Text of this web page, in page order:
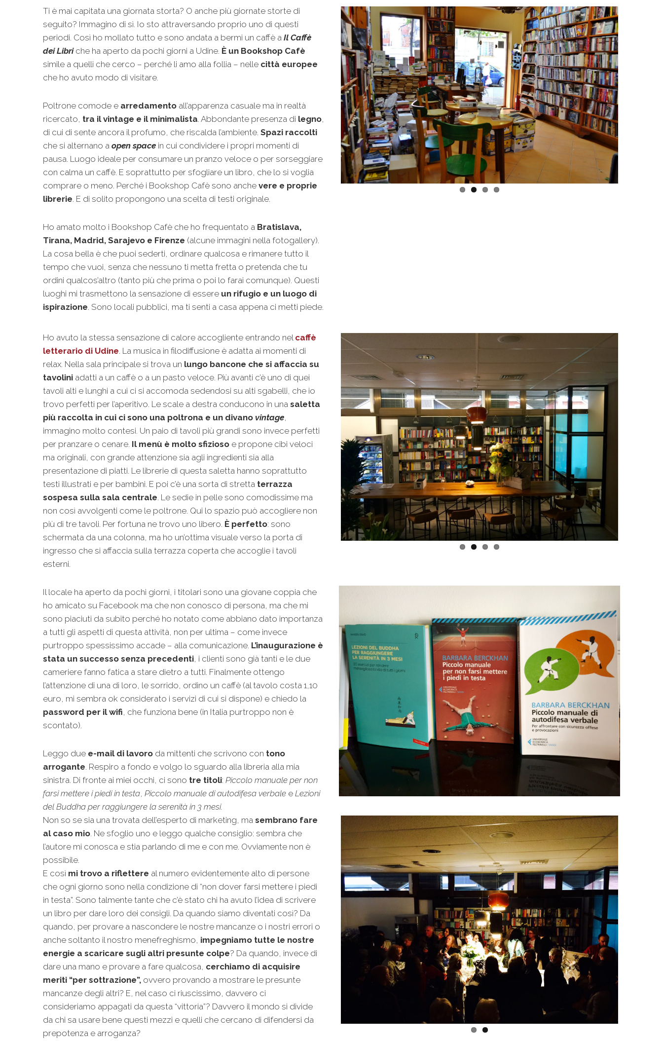
Ti è mai capitata una giornata storta? O anche più giornate storte di
seguito? Immagino di sì. Io sto attraversando proprio uno di questi
periodi. Così ho mollato tutto e sono andata a bermi un caffè a Il Caffè
dei Libri che ha aperto da pochi giorni a Udine. È un Bookshop Cafè
simile a quelli che cerco – perché li amo alla follia – nelle città europee
che ho avuto modo di visitare.
Poltrone comode e arredamento all’apparenza casuale ma in realtà
ricercato, tra il vintage e il minimalista. Abbondante presenza di legno,
di cui di sente ancora il profumo, che riscalda l’ambiente. Spazi raccolti
che si alternano a open space in cui condividere i propri momenti di
pausa. Luogo ideale per consumare un pranzo veloce o per sorseggiare
con calma un caffè. E soprattutto per sfogliare un libro, che lo si voglia
comprare o meno. Perché i Bookshop Cafè sono anche vere e proprie
librerie. E di solito propongono una scelta di testi originale.
Ho amato molto i Bookshop Cafè che ho frequentato a Bratislava,
Tirana, Madrid, Sarajevo e Firenze (alcune immagini nella fotogallery).
La cosa bella è che puoi sederti, ordinare qualcosa e rimanere tutto il
tempo che vuoi, senza che nessuno ti metta fretta o pretenda che tu
ordini qualcos’altro (tanto più che prima o poi lo farai comunque). Questi
luoghi mi trasmettono la sensazione di essere un rifugio e un luogo di
ispirazione. Sono locali pubblici, ma ti senti a casa appena ci metti piede.
Ho avuto la stessa sensazione di calore accogliente entrando nel caffè
letterario di Udine. La musica in filodiffusione è adatta ai momenti di
relax. Nella sala principale si trova un lungo bancone che si affaccia su
tavolini adatti a un caffè o a un pasto veloce. Più avanti c’è uno di quei
tavoli alti e lunghi a cui ci si accomoda sedendosi su alti sgabelli, che io
trovo perfetti per l’aperitivo. Le scale a destra conducono in una saletta
più raccolta in cui ci sono una poltrona e un divano vintage,
immagino molto contesi. Un paio di tavoli più grandi sono invece perfetti
per pranzare o cenare. Il menù è molto sfizioso e propone cibi veloci
ma originali, con grande attenzione sia agli ingredienti sia alla
presentazione di piatti. Le librerie di questa saletta hanno soprattutto
testi illustrati e per bambini. E poi c’è una sorta di stretta terrazza
sospesa sulla sala centrale. Le sedie in pelle sono comodissime ma
non così avvolgenti come le poltrone. Qui lo spazio può accogliere non
più di tre tavoli. Per fortuna ne trovo uno libero. È perfetto: sono
schermata da una colonna, ma ho un’ottima visuale verso la porta di
ingresso che si affaccia sulla terrazza coperta che accoglie i tavoli
esterni.
Il locale ha aperto da pochi giorni, i titolari sono una giovane coppia che
ho amicato su Facebook ma che non conosco di persona, ma che mi
sono piaciuti da subito perché ho notato come abbiano dato importanza
a tutti gli aspetti di questa attività, non per ultima – come invece
purtroppo spessissimo accade – alla comunicazione. L’inaugurazione è
stata un successo senza precedenti, i clienti sono già tanti e le due
cameriere fanno fatica a stare dietro a tutti. Finalmente ottengo
l’attenzione di una di loro, le sorrido, ordino un caffè (al tavolo costa 1,10
euro, mi sembra ok considerato i servizi di cui si dispone) e chiedo la
password per il wifi, che funziona bene (in Italia purtroppo non è
scontato).
Leggo due e-mail di lavoro da mittenti che scrivono con tono
arrogante. Respiro a fondo e volgo lo sguardo alla libreria alla mia
sinistra. Di fronte ai miei occhi, ci sono tre titoli: Piccolo manuale per non
farsi mettere i piedi in testa, Piccolo manuale di autodifesa verbale e Lezioni
del Buddha per raggiungere la serenità in 3 mesi.
Non so se sia una trovata dell’esperto di marketing, ma sembrano fare
al caso mio. Ne sfoglio uno e leggo qualche consiglio: sembra che
l’autore mi conosca e stia parlando di me e con me. Ovviamente non è
possibile.
E così mi trovo a riflettere al numero evidentemente alto di persone
che ogni giorno sono nella condizione di “non dover farsi mettere i piedi
in testa”. Sono talmente tante che c’è stato chi ha avuto l’idea di scrivere
un libro per dare loro dei consigli. Da quando siamo diventati così? Da
quando, per provare a nascondere le nostre mancanze o i nostri errori o
anche soltanto il nostro menefreghismo, impegniamo tutte le nostre
energie a scaricare sugli altri presunte colpe? Da quando, invece di
dare una mano e provare a fare qualcosa, cerchiamo di acquisire
meriti “per sottrazione”, ovvero provando a mostrare le presunte
mancanze degli altri? E, nel caso ci riuscissimo, davvero ci
consideriamo appagati da questa “vittoria”? Davvero il mondo si divide
da chi sa usare bene questi mezzi e quelli che cercano di difendersi da
prepotenza e arroganza?